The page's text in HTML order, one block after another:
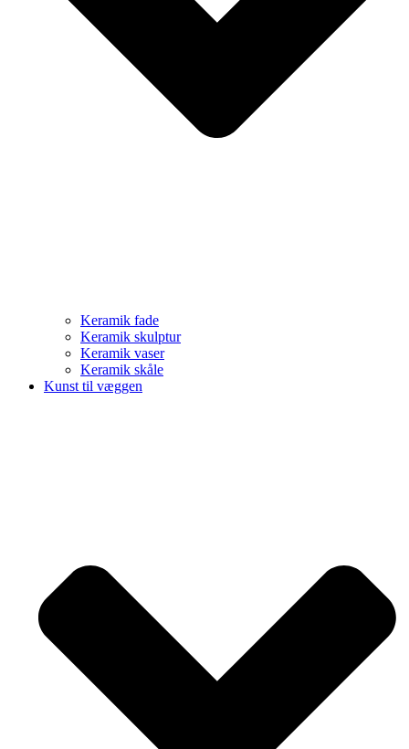
Keramik fade
Keramik skulptur
Keramik vaser
Keramik skåle
Kunst til væggen